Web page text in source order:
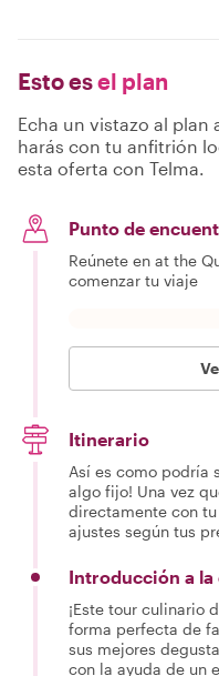
Esto esel plan
Echa un vistazo al
harás con tu anfitrión
esta oferta con Telma.
Punto de
Reúnete en at the
comenzar tu viaje
Itinerario
Así es como podría
algo fijo! Una vez
directamente con
ajustes según tus
Introducción a la
¡Este tour culinario
forma perfecta de
sus mejores
con la ayuda de un